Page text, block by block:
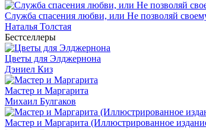
Служба спасения любви, или Не позволяй
Наталья Толстая
Бестселлеры
Цветы для Элджернона
Дэниел Киз
Мастер и Маргарита
Михаил Булгаков
Мастер и Маргарита (Иллюстрированное